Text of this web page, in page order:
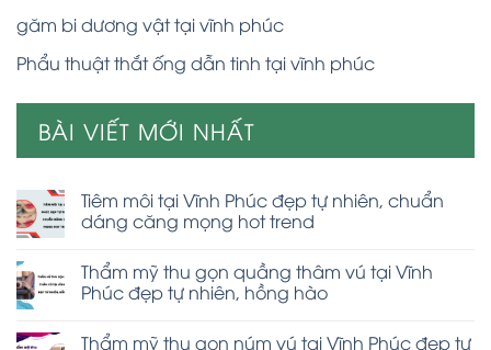
găm bi dương vật tại vĩnh phúc
Phẩu thuật thắt ống dẫn tinh tại vĩnh phúc
BÀI VIẾT MỚI NHẤT
Tiêm môi tại Vĩnh Phúc đẹp tự nhiên, chuẩn
dáng căng mọng hot trend
Thẩm mỹ thu gọn quầng thâm vú tại Vĩnh
Phúc đẹp tự nhiên, hồng hào
Thẩm mỹ thu gọn núm vú tại Vĩnh Phúc đẹp tự